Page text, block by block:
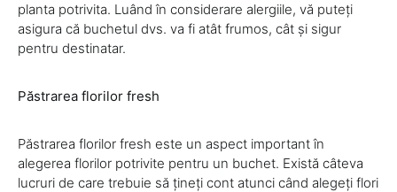
planta potrivita. Luând în considerare alergiile, vă puteți
asigura că buchetul dvs. va fi atât frumos, cât și sigur
pentru destinatar.
Păstrarea florilor fresh
Păstrarea florilor fresh este un aspect important în
alegerea florilor potrivite pentru un buchet. Există câteva
lucruri de care trebuie să țineți cont atunci când alegeți flori